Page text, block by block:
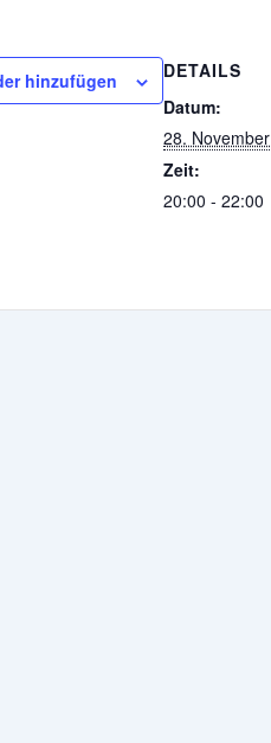
hinzufügen
DETAILS
Datum:
28. November
Zeit:
20:00 - 22:00